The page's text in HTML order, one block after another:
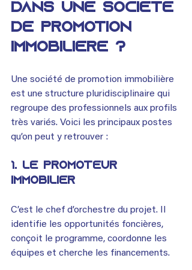
dans une société
de promotion
immobilière ?
Une société de promotion immobilière
est une structure pluridisciplinaire qui
regroupe des professionnels aux profils
très variés. Voici les principaux postes
qu’on peut y retrouver :
1. Le promoteur
immobilier
C’est le chef d’orchestre du projet. Il
identifie les opportunités foncières,
conçoit le programme, coordonne les
équipes et cherche les financements.